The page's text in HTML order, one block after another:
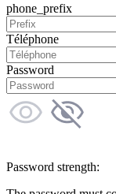
phone_prefix
Téléphone
Password
Password strength: